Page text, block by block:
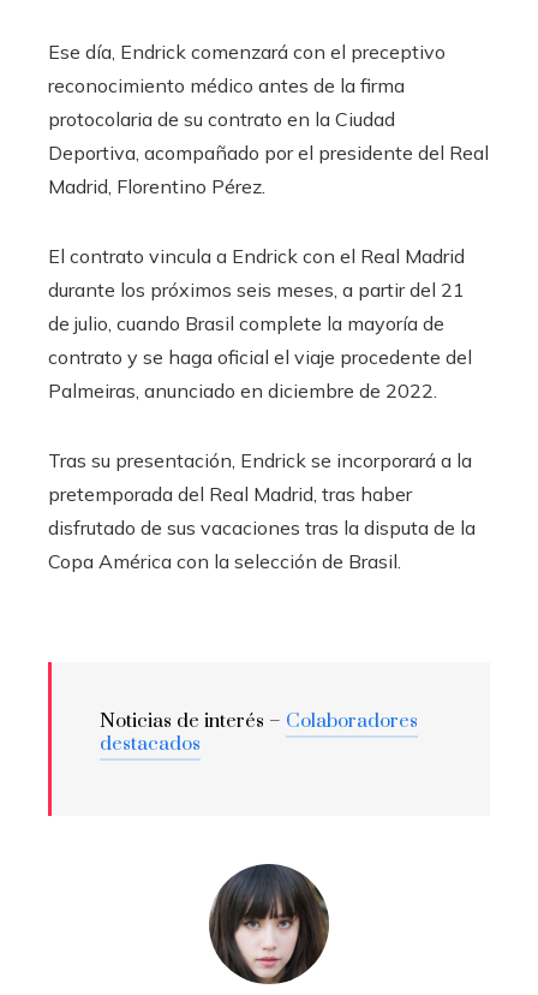
Ese día, Endrick comenzará con el preceptivo
reconocimiento médico antes de la firma
protocolaria de su contrato en la Ciudad
Deportiva, acompañado por el presidente del Real
Madrid, Florentino Pérez.
El contrato vincula a Endrick con el Real Madrid
durante los próximos seis meses, a partir del 21
de julio, cuando Brasil complete la mayoría de
contrato y se haga oficial el viaje procedente del
Palmeiras, anunciado en diciembre de 2022.
Tras su presentación, Endrick se incorporará a la
pretemporada del Real Madrid, tras haber
disfrutado de sus vacaciones tras la disputa de la
Copa América con la selección de Brasil.
Noticias de interés – Colaboradores
destacados